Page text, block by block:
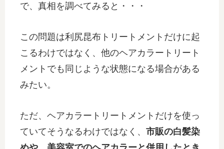
で、真相を調べてみると・・・
この問題は利尻昆布トリートメントだけに起
こるわけではなく、他のヘアカラートリート
メントでも同じような状態になる場合がある
みたい。
ただ、ヘアカラートリートメントだけを使っ
ていてそうなるわけではなく、 市販の白髪染